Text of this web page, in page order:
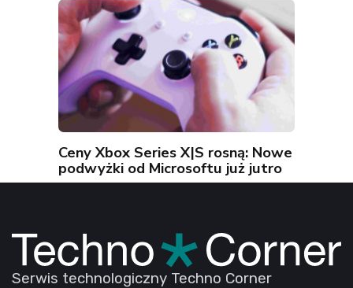
Ceny Xbox Series X|S rosną: Nowe
podwyżki od Microsoftu już jutro
Serwis technologiczny Techno Corner